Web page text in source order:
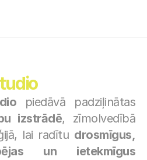
piedāvā padziļinātas
izstrādē, zīmolvedībā
lai radītu drosmīgus,
un ietekmīgus